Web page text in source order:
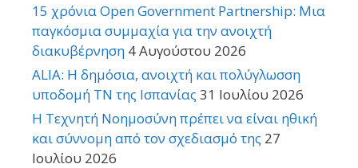
15 χρόνια Open Government Partnership: Μια
παγκόσμια συμμαχία για την ανοιχτή
διακυβέρνηση 4 Αυγούστου 2026
ALIA: Η δημόσια, ανοιχτή και πολύγλωσση
υποδομή ΤΝ της Ισπανίας 31 Ιουλίου 2026
Η Τεχνητή Νοημοσύνη πρέπει να είναι ηθική
και σύννομη από τον σχεδιασμό της 27
Ιουλίου 2026